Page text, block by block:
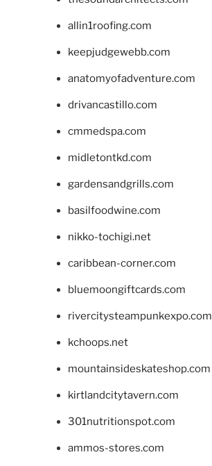
allin1roofing.com
keepjudgewebb.com
anatomyofadventure.com
drivancastillo.com
cmmedspa.com
midletontkd.com
gardensandgrills.com
basilfoodwine.com
nikko-tochigi.net
caribbean-corner.com
bluemoongiftcards.com
rivercitysteampunkexpo.com
kchoops.net
mountainsideskateshop.com
kirtlandcitytavern.com
301nutritionspot.com
ammos-stores.com